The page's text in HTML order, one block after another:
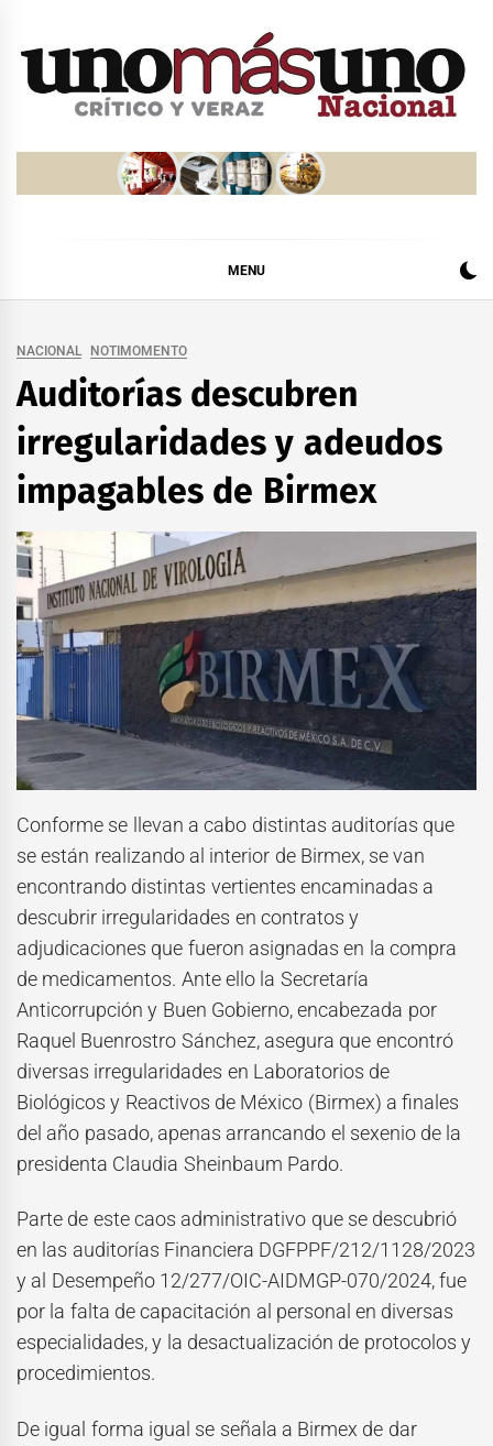
MENU
NACIONAL NOTIMOMENTO
Auditorías descubren
irregularidades y adeudos
impagables de Birmex
Conforme se llevan a cabo distintas auditorías que
se están realizando al interior de Birmex, se van
encontrando distintas vertientes encaminadas a
descubrir irregularidades en contratos y
adjudicaciones que fueron asignadas en la compra
de medicamentos. Ante ello la Secretaría
Anticorrupción y Buen Gobierno, encabezada por
Raquel Buenrostro Sánchez, asegura que encontró
diversas irregularidades en Laboratorios de
Biológicos y Reactivos de México (Birmex) a finales
del año pasado, apenas arrancando el sexenio de la
presidenta Claudia Sheinbaum Pardo.
Parte de este caos administrativo que se descubrió
en las auditorías Financiera DGFPPF/212/1128/2023
y al Desempeño 12/277/OIC-AIDMGP-070/2024, fue
por la falta de capacitación al personal en diversas
especialidades, y la desactualización de protocolos y
procedimientos.
De igual forma igual se señala a Birmex de dar